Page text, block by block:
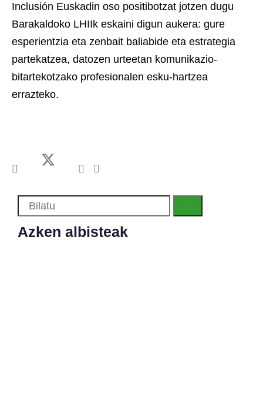
Inclusión Euskadin oso positibotzat jotzen dugu
Barakaldoko LHIIk eskaini digun aukera: gure
esperientzia eta zenbait baliabide eta estrategia
partekatzea, datozen urteetan komunikazio-
bitartekotzako profesionalen esku-hartzea
errazteko.
Azken albisteak